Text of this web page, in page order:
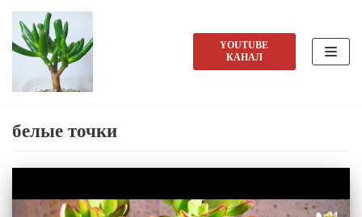
Перейти
содержимому
YOUTUBE
КАНАЛ
белые точки